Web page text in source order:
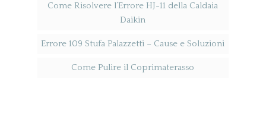
Come Risolvere l’Errore HJ-11 della Caldaia
Daikin
Errore 109 Stufa Palazzetti​ – Cause e Soluzioni
Come Pulire il Coprimaterasso